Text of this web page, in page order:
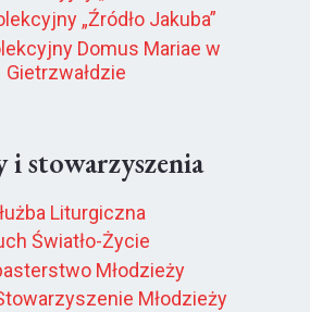
„Źródło Jakuba”
Domus Mariae w
Gietrzwałdzie
i stowarzyszenia
Liturgiczna
Światło-Życie
Młodzieży
Młodzieży